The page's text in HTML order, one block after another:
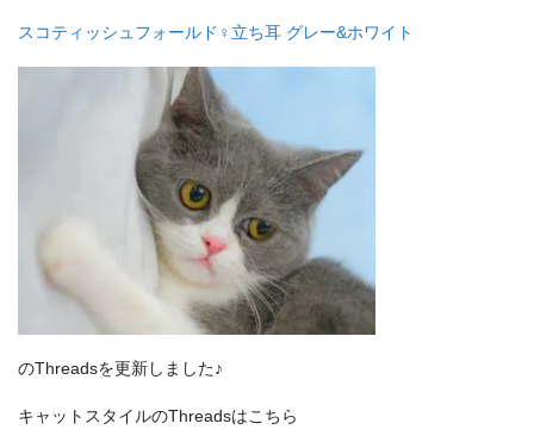
スコティッシュフォールド♀立ち耳 グレー&ホワイト
のThreadsを更新しました♪
キャットスタイルのThreadsはこちら